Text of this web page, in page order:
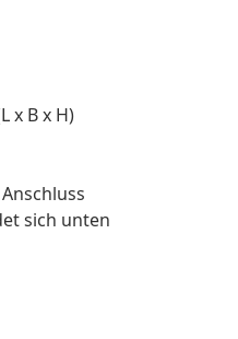
x B x H)
sich unten